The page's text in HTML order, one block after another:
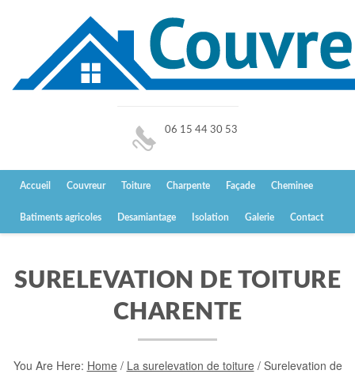
06 15 44 30 53
Accueil Couvreur Toiture Charpente Façade Cheminee
Batiments agricoles Desamiantage Isolation Galerie Contact
SURELEVATION DE TOITURE
CHARENTE
You Are Here: Home/ La surelevation de toiture/ Surelevation de